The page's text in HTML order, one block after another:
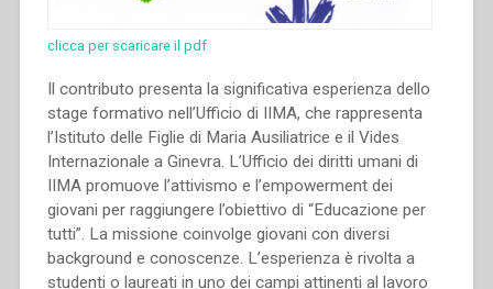
clicca per scaricare il pdf
Il contributo presenta la significativa esperienza dello
stage formativo nell’Ufficio di IIMA, che rappresenta
l’Istituto delle Figlie di Maria Ausiliatrice e il Vides
Internazionale a Ginevra. L’Ufficio dei diritti umani di
IIMA promuove l’attivismo e l’empowerment dei
giovani per raggiungere l’obiettivo di “Educazione per
tutti”. La missione coinvolge giovani con diversi
background e conoscenze. L’esperienza è rivolta a
studenti o laureati in uno dei campi attinenti al lavoro